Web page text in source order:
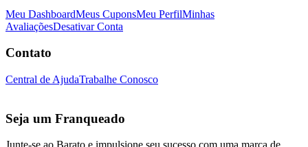
Meu DashboardMeus CuponsMeu PerfilMinhas
AvaliaçõesDesativar Conta
Contato
Central de AjudaTrabalhe Conosco
Seja um Franqueado